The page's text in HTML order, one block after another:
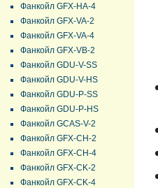
Фанкойл GFX-HA-4
Фанкойл GFX-VA-2
Фанкойл GFX-VA-4
Фанкойл GFX-VB-2
Фанкойл GDU-V-SS
Фанкойл GDU-V-HS
Фанкойл GDU-P-SS
Фанкойл GDU-P-HS
Фанкойл GCAS-V-2
Фанкойл GFX-CH-2
Фанкойл GFX-CH-4
Фанкойл GFX-CK-2
Фанкойл GFX-CK-4